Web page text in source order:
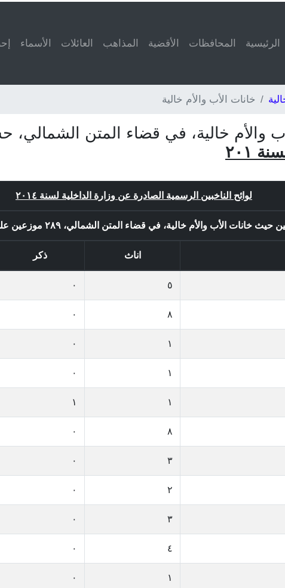
الرئيسية المحافظات الأقضية المذاهب العائلات الأسماء
خانات الأب والأم خالية
والأم خالية، في قضاء المتن
٢٠١
لوائح الناخبين الرسمية الصادرة عن وزارة الداخلية لسنة ٢٠١٤
خانات الأب والأم خالية، في قضاء المتن الشمالي، ٢٨٩ موزعين على ٥٤ بلدة او لائحة.
اناث ذكر
٥ ٠
٨ ٠
١ ٠
١ ٠
١ ١
٨ ٠
٣ ٠
٢ ٠
٣ ٠
٤ ٠
١ ٠